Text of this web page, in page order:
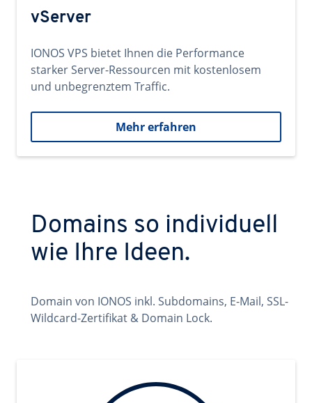
vServer
IONOS VPS bietet Ihnen die Performance
starker Server-Ressourcen mit kostenlosem
und unbegrenztem Traffic.
Mehr erfahren
Domains so individuell
wie Ihre Ideen.
Domain von IONOS inkl. Subdomains, E-Mail, SSL-
Wildcard-Zertifikat & Domain Lock.